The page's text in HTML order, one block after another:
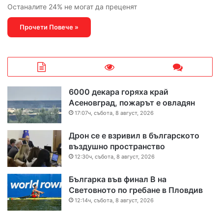
Останалите 24% не могат да преценят
Прочети Повече »
6000 декара горяха край
Асеновград, пожарът е овладян
17:07ч, събота, 8 август, 2026
Дрон се е взривил в българското
въздушно пространство
12:30ч, събота, 8 август, 2026
Българка във финал B на
Световното по гребане в Пловдив
12:14ч, събота, 8 август, 2026